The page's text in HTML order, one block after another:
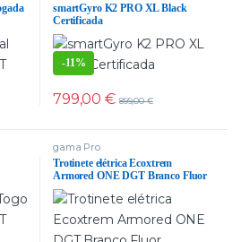
smartGyro K2 PRO XL Black
Certificada
-11%
799,00€ 899,00€
gama Pro
Trotinete elétrica Ecoxtrem
Armored ONE DGT Branco Fluor